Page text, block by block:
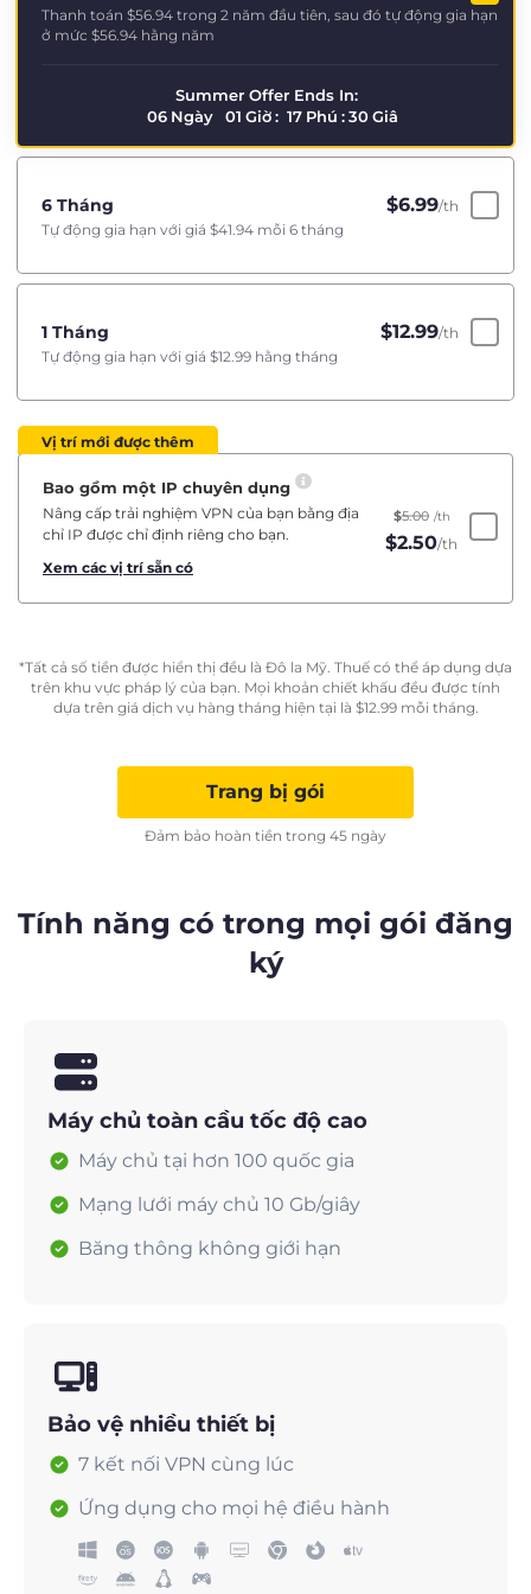
Thanh toán $56.94 trong 2 năm đầu tiên, sau đó tự động gia hạn
ở mức $56.94 hằng năm
Summer Offer Ends In:
06 Ngày 01 Giờ : 17 Phú : 29 Giâ
6 Tháng $6.99/th
Tự động gia hạn với giá $41.94 mỗi 6 tháng
1 Tháng $12.99/th
Tự động gia hạn với giá $12.99 hằng tháng
Vị trí mới được thêm
Bao gồm một IP chuyên dụng
Nâng cấp trải nghiệm VPN của bạn bằng địa
chỉ IP được chỉ định riêng cho bạn.
Xem các vị trí sẵn có
$5.00 /th
$2.50/th
*Tất cả số tiền được hiển thị đều là Đô la Mỹ. Thuế có thể áp dụng dựa
trên khu vực pháp lý của bạn. Mọi khoản chiết khấu đều được tính
dựa trên giá dịch vụ hàng tháng hiện tại là $12.99mỗi tháng.
Trang bị gói
Đảm bảo hoàn tiền trong 45 ngày
Tính năng có trong mọi gói đăng
ký
Máy chủ toàn cầu tốc độ cao
Máy chủ tại hơn 100 quốc gia
Mạng lưới máy chủ 10 Gb/giây
Băng thông không giới hạn
Bảo vệ nhiều thiết bị
7 kết nối VPN cùng lúc
Ứng dụng cho mọi hệ điều hành